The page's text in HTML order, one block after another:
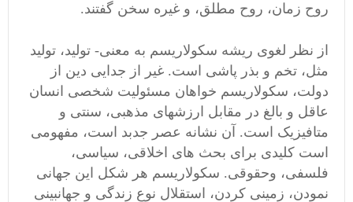
روح زمان، روح مطلق، و غیره سخن گفتند.
از نظر لغوی ریشه سکولاریسم به معنی- تولید، تولید
مثل، تخم و بذر پاشی است. غیر از جدایی دین از
دولت، سکولاریسم خواهان مسئولیت شخصی انسان
عاقل و بالغ در مقابل ارزشهای مذهبی، سنتی و
متافیزیک است. آن نشانه عصر جدبد است، مفهومی
است کلیدی برای بحث های اخلاقی، سیاسی،
فلسفی، وحقوقی. سکولاریسم هر شکل این جهانی
نمودن، زمینی کردن، استقلال نوع زندگی و جهانبینی